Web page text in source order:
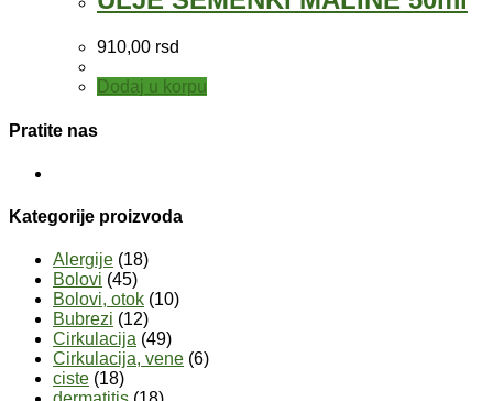
910,00 rsd
Dodaj u korpu
Pratite nas
Kategorije proizvoda
Alergije (18)
Bolovi (45)
Bolovi, otok (10)
Bubrezi (12)
Cirkulacija (49)
Cirkulacija, vene (6)
ciste (18)